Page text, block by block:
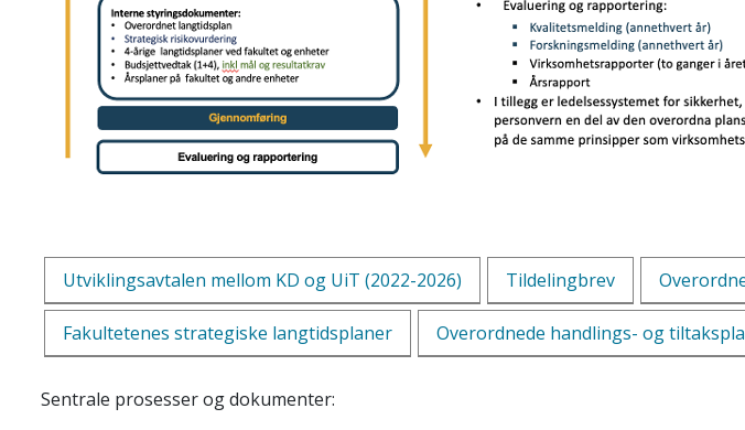
Utviklingsavtalen mellom KD og UiT (2022-2026) Tildelingbrev
Fakultetenes strategiske langtidsplaner Overordnede handlings- og
Sentrale prosesser og dokumenter: